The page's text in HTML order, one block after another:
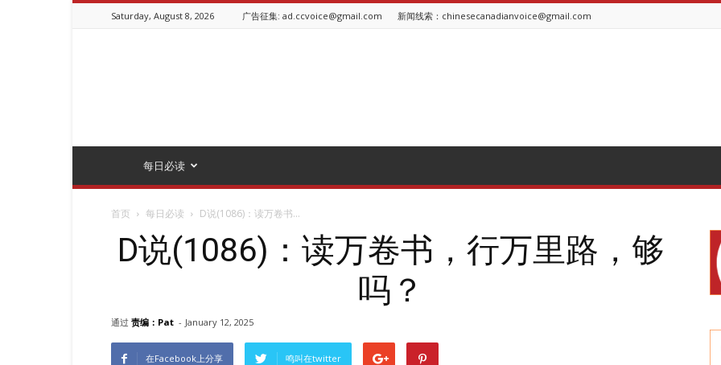
Saturday, August 8, 2026 广告征集: ad.ccvoice@gmail.com 新闻线索：chinesecanadianvoice@gmail.com
每日必读
首页 每日必读 D说(1086)：读万卷书...
D说(1086)：读万卷书，行万里路，够
吗？
通过 责编：Pat - January 12, 2025
在Facebook上分享 鸣叫在twitter